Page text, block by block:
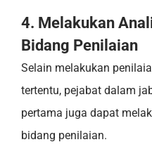
4. Melakukan
Bidang Penilaian
Selain melakukan
tertentu, pejabat dalam
pertama juga dapat
bidang penilaian.